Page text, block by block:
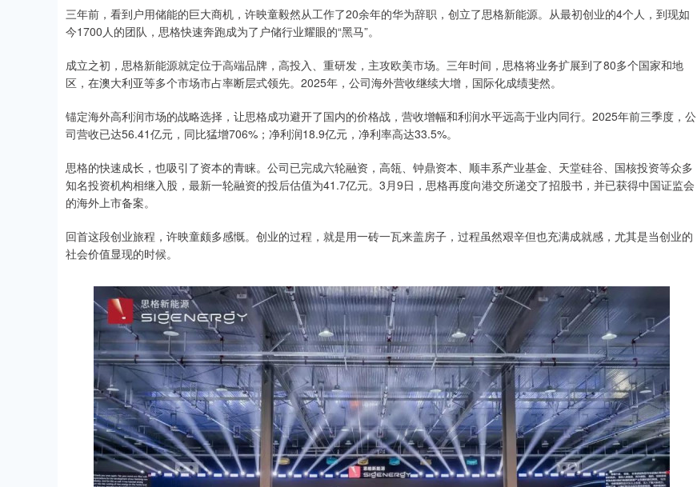
三年前，看到户用储能的巨大商机，许映童毅然从工作了20余年的华为辞职，创立了思格新能源。从最初创业的4个人，到现如
今1700人的团队，思格快速奔跑成为了户储行业耀眼的“黑马”。
成立之初，思格新能源就定位于高端品牌，高投入、重研发，主攻欧美市场。三年时间，思格将业务扩展到了80多个国家和地
区，在澳大利亚等多个市场市占率断层式领先。2025年，公司海外营收继续大增，国际化成绩斐然。
锚定海外高利润市场的战略选择，让思格成功避开了国内的价格战，营收增幅和利润水平远高于业内同行。2025年前三季度，公
司营收已达56.41亿元，同比猛增706%；净利润18.9亿元，净利率高达33.5%。
思格的快速成长，也吸引了资本的青睐。公司已完成六轮融资，高瓴、钟鼎资本、顺丰系产业基金、天堂硅谷、国核投资等众多
知名投资机构相继入股，最新一轮融资的投后估值为41.7亿元。3月9日，思格再度向港交所递交了招股书，并已获得中国证监会
的海外上市备案。
回首这段创业旅程，许映童颇多感慨。创业的过程，就是用一砖一瓦来盖房子，过程虽然艰辛但也充满成就感，尤其是当创业的
社会价值显现的时候。